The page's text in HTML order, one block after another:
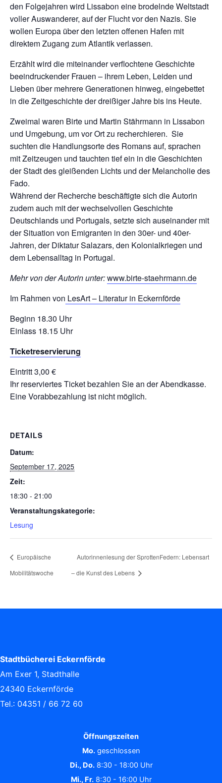
den Folgejahren wird Lissabon eine brodelnde Weltstadt
voller Auswanderer, auf der Flucht vor den Nazis. Sie
wollen Europa über den letzten offenen Hafen mit
direktem Zugang zum Atlantik verlassen.
Erzählt wird die miteinander verflochtene Geschichte
beeindruckender Frauen – ihrem Leben, Leiden und
Lieben über mehrere Generationen hinweg, eingebettet
in die Zeitgeschichte der dreißiger Jahre bis ins Heute.
Zweimal waren Birte und Martin Stährmann in Lissabon
und Umgebung, um vor Ort zu recherchieren. Sie
suchten die Handlungsorte des Romans auf, sprachen
mit Zeitzeugen und tauchten tief ein in die Geschichten
der Stadt des gleißenden Lichts und der Melancholie des
Fado.
Während der Recherche beschäftigte sich die Autorin
zudem auch mit der wechselvollen Geschichte
Deutschlands und Portugals, setzte sich auseinander mit
der Situation von Emigranten in den 30er- und 40er-
Jahren, der Diktatur Salazars, den Kolonialkriegen und
dem Lebensalltag in Portugal.
Mehr von der Autorin unter:www.birte-staehrmann.de
Im Rahmen von LesArt – Literatur in Eckernförde
Beginn 18.30 Uhr
Einlass 18.15 Uhr
Ticketreservierung
Eintritt 3,00 €
Ihr reserviertes Ticket bezahlen Sie an der Abendkasse.
Eine Vorabbezahlung ist nicht möglich.
DETAILS
Datum:
September 17, 2025
Zeit:
18:30 - 21:00
Veranstaltungskategorie:
Lesung
Europäische
Mobilitätswoche
Autorinnenlesung der SprottenFedern: Lebensart
– die Kunst des Lebens
Stadtbücherei Eckernförde
Am Exer 1, Stadthalle
24340 Eckernförde
Tel.: 04351 / 66 72 60
Öffnungszeiten
Mo.geschlossen
Di., Do.8:30 - 18:00 Uhr
Mi., Fr.8:30 - 16:00 Uhr